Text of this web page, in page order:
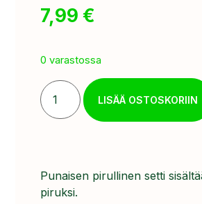
7,99 €
0 varastossa
LISÄÄ OSTOSKORIIN
Punaisen pirullinen setti
piruksi.